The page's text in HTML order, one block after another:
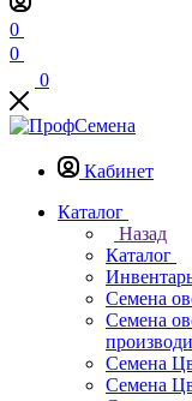
0
0
0
Кабинет
Каталог
Назад
Каталог
Семена
Семена
Семена
Семена